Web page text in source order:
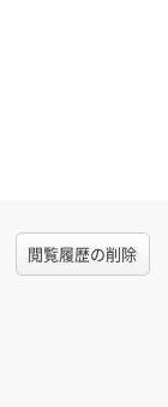
閲覧履歴の削除